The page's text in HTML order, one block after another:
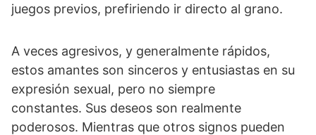
juegos previos, prefiriendo ir directo al grano.
A veces agresivos, y generalmente rápidos,
estos amantes son sinceros y entusiastas en su
expresión sexual, pero no siempre
constantes. Sus deseos son realmente
poderosos. Mientras que otros signos pueden